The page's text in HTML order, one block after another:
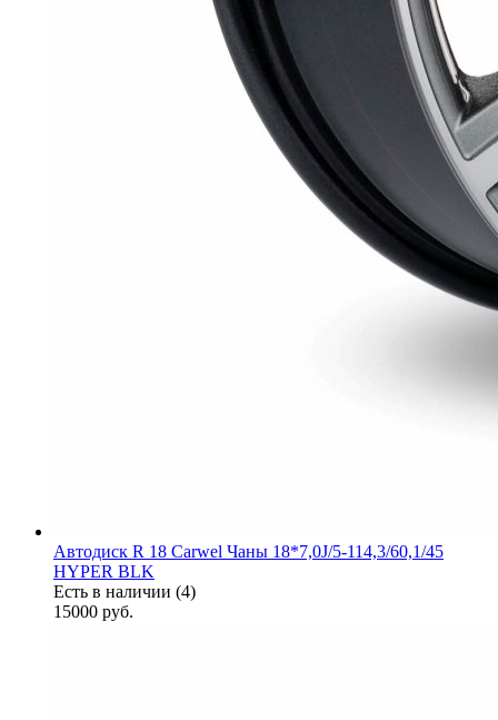
Автодиск R 18 Carwel Чаны 18*7,0J/5-114,3/60,1/45
HYPER BLK
Есть в наличии (4)
15000 руб.